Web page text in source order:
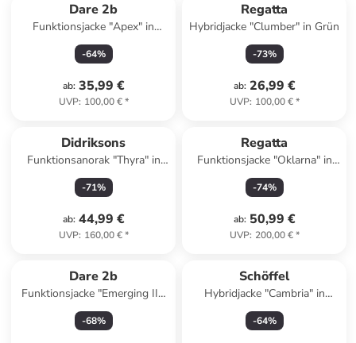
Dare 2b
Funktionsjacke "Apex" in
Blaugrau
-64%
ab: 35,99 €
UVP: 100,00 €*
Regatta
Hybridjacke "Clumber" in Grün
-73%
ab: 26,99 €
UVP: 100,00 €*
Didriksons
Funktionsanorak "Thyra" in
Schwarz
-71%
ab: 44,99 €
UVP: 160,00 €*
Regatta
Funktionsjacke "Oklarna" in
Orange
-74%
ab: 50,99 €
UVP: 200,00 €*
Dare 2b
Funktionsjacke "Emerging III"
in Hellgelb
-68%
Schöffel
Hybridjacke "Cambria" in
Schwarz
-64%